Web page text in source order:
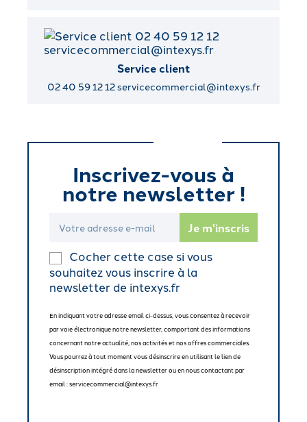
Service client
02 40 59 12 12 servicecommercial@intexys.fr
Inscrivez-vous à
notre newsletter !
Cocher cette case si vous
souhaitez vous inscrire à la
newsletter de intexys.fr
En indiquant votre adresse email ci-dessus, vous consentez à recevoir
par voie électronique notre newsletter, comportant des informations
concernant notre actualité, nos activités et nos offres commerciales.
Vous pourrez à tout moment vous désinscrire en utilisant le lien de
désinscription intégré dans la newsletter ou en nous contactant par
email : servicecommercial@intexys.fr